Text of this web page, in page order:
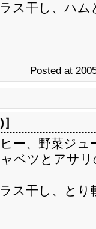
ス干し、ハ
Posted at
］
ー、野菜ジュ
ベツとアサ
ス干し、とり